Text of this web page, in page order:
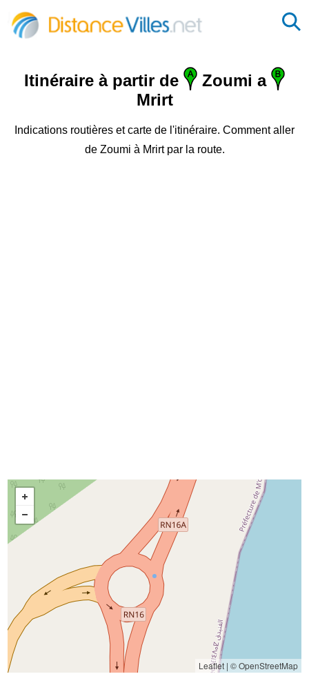
Itinéraire à partir de
Zoumi a
Mrirt
Indications routières et carte de l'itinéraire. Comment aller
de Zoumi à Mrirt par la route.
Leaflet| © OpenStreetMap